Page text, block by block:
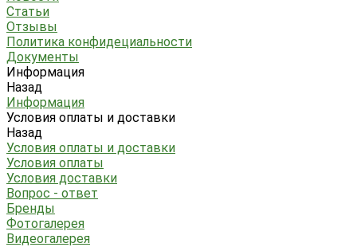
Статьи
Отзывы
Политика конфидециальности
Документы
Информация
Назад
Информация
Условия оплаты и доставки
Назад
Условия оплаты и доставки
Условия оплаты
Условия доставки
Вопрос - ответ
Бренды
Фотогалерея
Видеогалерея